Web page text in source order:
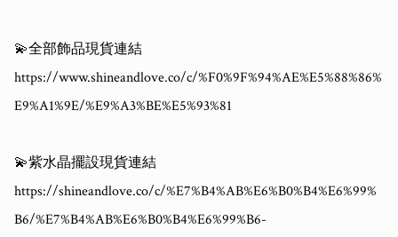
💫全部飾品現貨連結
https://www.shineandlove.co/c/%F0%9F%94%AE%E5%88%86%
E9%A1%9E/%E9%A3%BE%E5%93%81
💫紫水晶擺設現貨連結
https://shineandlove.co/c/%E7%B4%AB%E6%B0%B4%E6%99%
B6/%E7%B4%AB%E6%B0%B4%E6%99%B6-